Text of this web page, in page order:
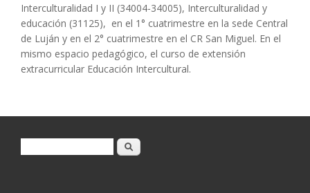
Interculturalidad I y II (34004-34005), Interculturalidad y
educación (31125), en el 1° cuatrimestre en la sede Central
de Luján y en el 2° cuatrimestre en el CR San Miguel. En el
mismo espacio pedagógico, el curso de extensión
extracurricular Educación Intercultural.
Formulario de búsqueda
Buscar